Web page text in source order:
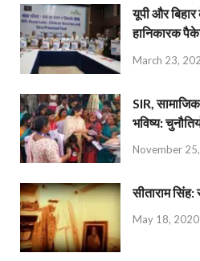
यूपी और बिहार
हानिकारक
March 23,
SIR,
भविष्य:
November
सीताराम
May 18, 2020